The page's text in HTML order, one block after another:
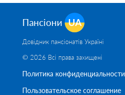
Пансіони UA
Довідник пансіонатів Україні
© 2026 Всі права захищені
Политика конфиденциальности
Пользовательское соглашение